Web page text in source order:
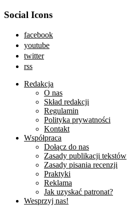
Social Icons
facebook
youtube
twitter
rss
Redakcja
O nas
Skład redakcji
Regulamin
Polityka prywatności
Kontakt
Współpraca
Dołącz do nas
Zasady publikacji tekstów
Zasady pisania recenzji
Praktyki
Reklama
Jak uzyskać patronat?
Wesprzyj nas!